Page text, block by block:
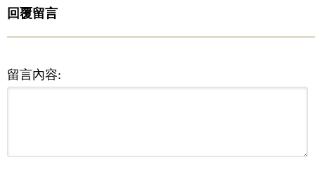
回覆留言
留言內容: